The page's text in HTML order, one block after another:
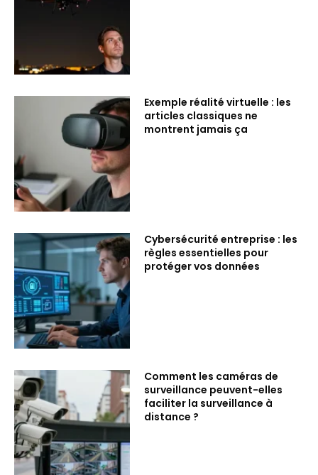
Exemple réalité virtuelle : les
articles classiques ne
montrent jamais ça
Cybersécurité entreprise : les
règles essentielles pour
protéger vos données
Comment les caméras de
surveillance peuvent-elles
faciliter la surveillance à
distance ?